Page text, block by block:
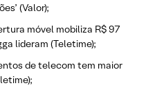
(Valor);
móvel mobiliza R$ 97
lideram (Teletime);
de telecom tem maior